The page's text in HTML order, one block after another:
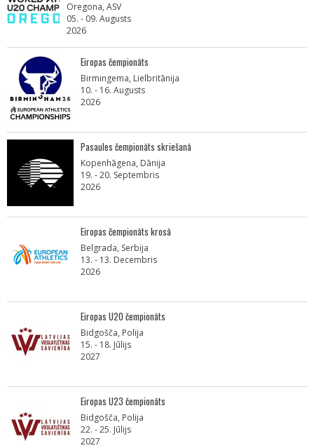
Oregona, ASV
05. - 09. Augusts
2026
Eiropas čempionāts
Birmingema, Lielbritānija
10. - 16. Augusts
2026
Pasaules čempionāts skriešanā
Kopenhāgena, Dānija
19. - 20. Septembris
2026
Eiropas čempionāts krosā
Belgrada, Serbija
13. - 13. Decembris
2026
Eiropas U20 čempionāts
Bidgošča, Polija
15. - 18. Jūlijs
2027
Eiropas U23 čempionāts
Bidgošča, Polija
22. - 25. Jūlijs
2027